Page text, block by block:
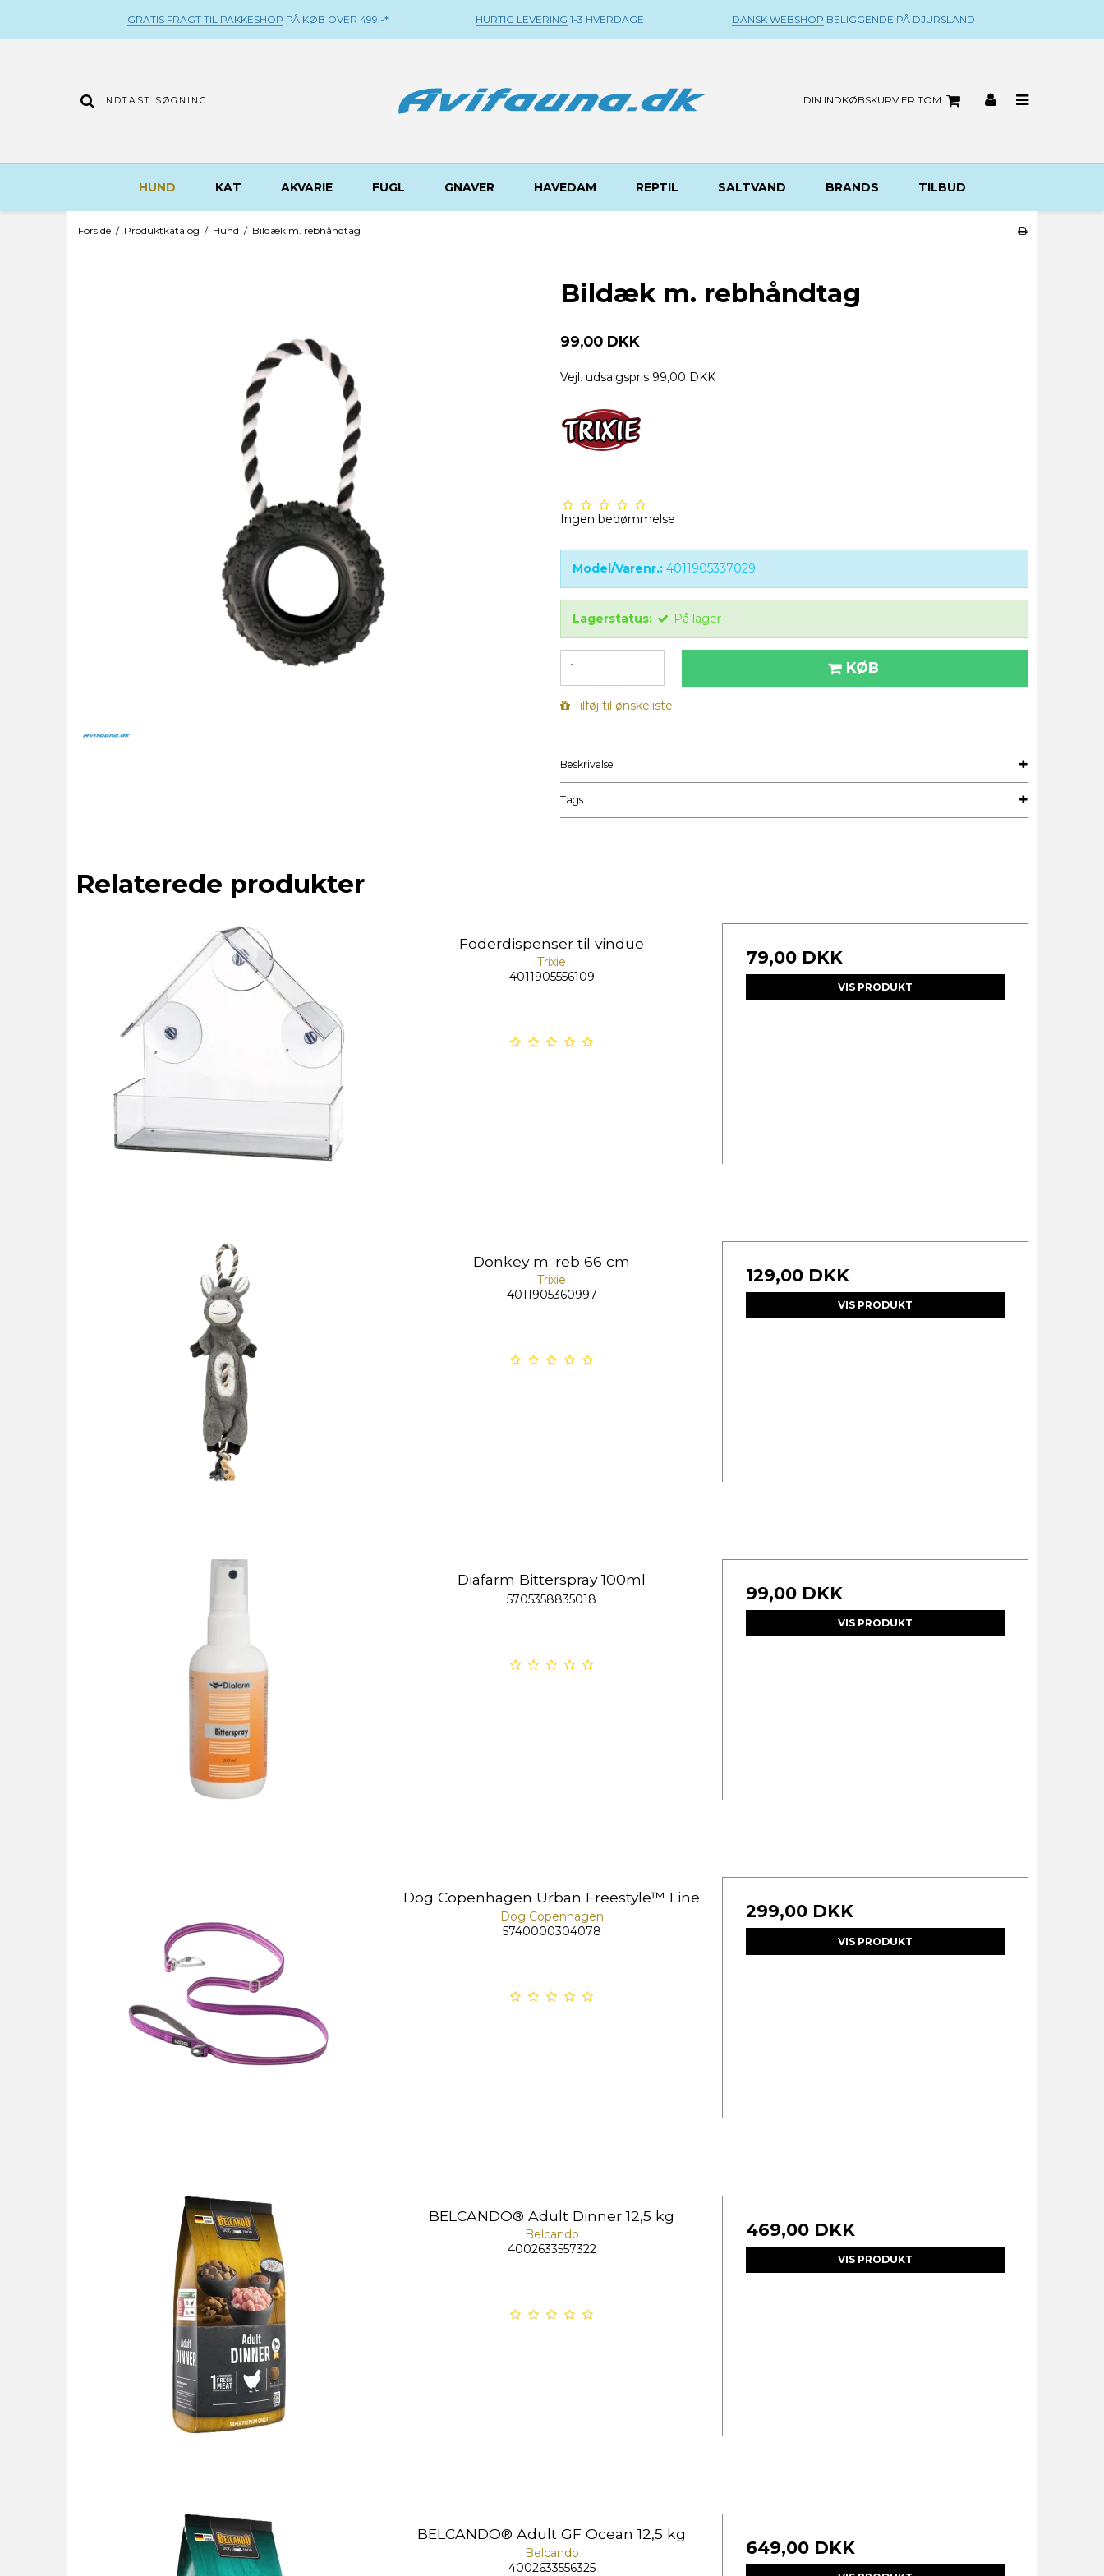
GRATIS FRAGT TIL PAKKESHOP PÅ KØB OVER 499,-* HURTIG LEVERING 1-3 HVERDAGE DANSK WEBSHOP BELIGGENDE PÅ DJURSLAND
DIN INDKØBSKURV ER TOM
HUND KAT AKVARIE FUGL GNAVER HAVEDAM REPTIL SALTVAND BRANDS TILBUD
Forside / Produktkatalog / Hund / Bildæk m. rebhåndtag
Bildæk m. rebhåndtag
99,00 DKK
Vejl. udsalgspris 99,00 DKK
Ingen bedømmelse
Model/Varenr.: 4011905337029
Lagerstatus: På lager
KØB
Tilføj til ønskeliste
Beskrivelse
Tags
Relaterede produkter
Foderdispenser til vindue
Trixie
4011905556109
79,00 DKK
VIS PRODUKT
Donkey m. reb 66 cm
Trixie
4011905360997
129,00 DKK
VIS PRODUKT
Diafarm Bitterspray 100ml
5705358835018 99,00 DKK
VIS PRODUKT
Dog Copenhagen Urban Freestyle™ Line
Dog Copenhagen
5740000304078
299,00 DKK
VIS PRODUKT
BELCANDO® Adult Dinner 12,5 kg
Belcando
4002633557322
469,00 DKK
VIS PRODUKT
BELCANDO® Adult GF Ocean 12,5 kg
Belcando
4002633556325
649,00 DKK